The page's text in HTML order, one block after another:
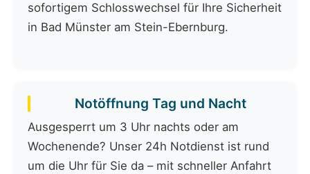
sofortigem Schlosswechsel für Ihre Sicherheit
in Bad Münster am Stein-Ebernburg.
Notöffnung Tag und Nacht
Ausgesperrt um 3 Uhr nachts oder am
Wochenende? Unser 24h Notdienst ist rund
um die Uhr für Sie da – mit schneller Anfahrt